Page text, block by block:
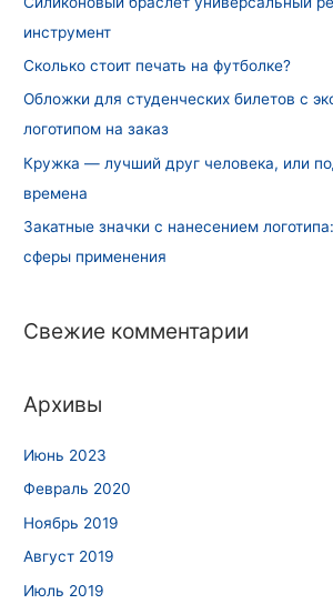
инструмент
Сколько стоит печать на футболке?
Обложки для студенческих билетов с
логотипом на заказ
Кружка — лучший друг человека, или
времена
Закатные значки с нанесением
сферы применения
Свежие комментарии
Архивы
Июнь 2023
Февраль 2020
Ноябрь 2019
Август 2019
Июль 2019